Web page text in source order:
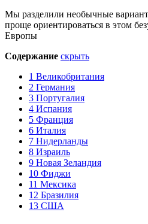
Мы разделили необычные
проще ориентироваться в этом
Европы
Содержание скрыть
1 Великобритания
2 Германия
3 Португалия
4 Испания
5 Франция
6 Италия
7 Нидерланды
8 Израиль
9 Новая Зеландия
10 Фиджи
11 Мексика
12 Бразилия
13 США